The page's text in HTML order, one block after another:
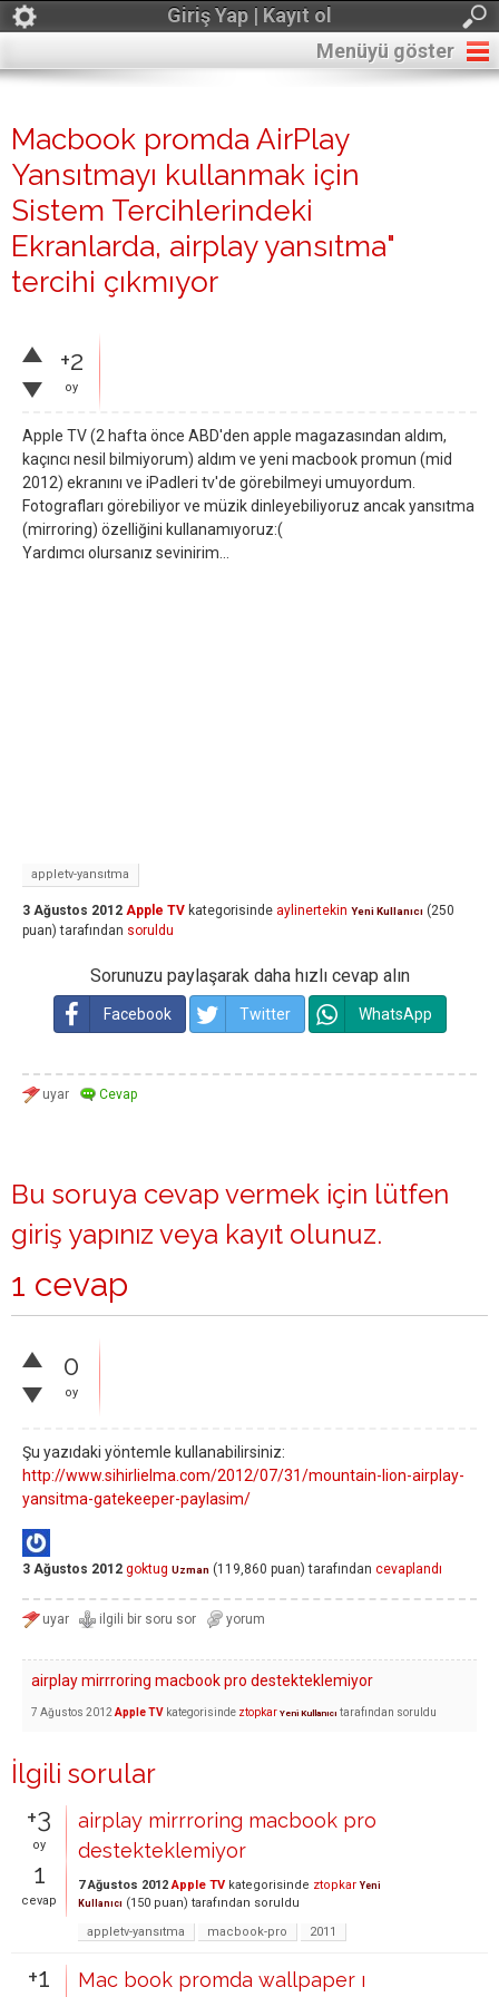
Giriş Yap | Kayıt ol
Menüyü göster
Macbook promda AirPlay
Yansıtmayı kullanmak için
Sistem Tercihlerindeki
Ekranlarda, airplay yansıtma"
tercihi çıkmıyor
+2
oy
Apple TV (2 hafta önce ABD'den apple magazasından aldım,
kaçıncı nesil bilmiyorum) aldım ve yeni macbook promun (mid
2012) ekranını ve iPadleri tv'de görebilmeyi umuyordum.
Fotografları görebiliyor ve müzik dinleyebiliyoruz ancak yansıtma
(mirroring) özelliğini kullanamıyoruz:(
Yardımcı olursanız sevinirim...
appletv-yansıtma
3 Ağustos 2012 Apple TV kategorisinde aylinertekin Yeni Kullanıcı (250
puan) tarafından soruldu
Sorunuzu paylaşarak daha hızlı cevap alın
Facebook Twitter WhatsApp
Bu soruya cevap vermek için lütfen
giriş yapınız veya kayıt olunuz.
1 cevap
0
oy
Şu yazıdaki yöntemle kullanabilirsiniz:
http://www.sihirlielma.com/2012/07/31/mountain-lion-airplay-
yansitma-gatekeeper-paylasim/
3 Ağustos 2012 goktug Uzman (119,860 puan) tarafından cevaplandı
airplay mirrroring macbook pro destekteklemiyor
7 Ağustos 2012 Apple TV kategorisinde ztopkar Yeni Kullanıcı tarafından soruldu
İlgili sorular
+3
oy
1
cevap
airplay mirrroring macbook pro
destekteklemiyor
7 Ağustos 2012 Apple TV kategorisinde ztopkar Yeni
Kullanıcı (150 puan) tarafından soruldu
appletv-yansıtma
macbook-pro 2011
+1 Mac book promda wallpaper ı